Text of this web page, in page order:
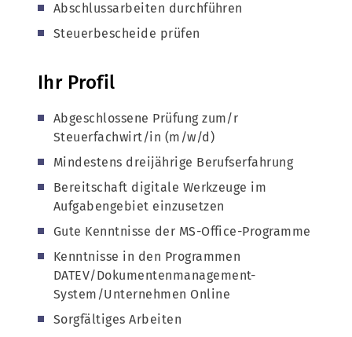
Abschlussarbeiten durchführen
Steuerbescheide prüfen
Ihr Profil
Abgeschlossene Prüfung zum/r
Steuerfachwirt/in (m/w/d)
Mindestens dreijährige Berufserfahrung
Bereitschaft digitale Werkzeuge im
Aufgabengebiet einzusetzen
Gute Kenntnisse der MS-Office-Programme
Kenntnisse in den Programmen
DATEV/Dokumentenmanagement-
System/Unternehmen Online
Sorgfältiges Arbeiten